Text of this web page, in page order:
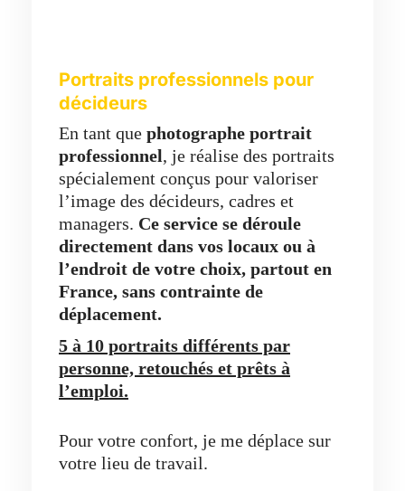
Portraits professionnels pour
décideurs
En tant que photographe portrait
professionnel, je réalise des portraits
spécialement conçus pour valoriser
l’image des décideurs, cadres et
managers. Ce service se déroule
directement dans vos locaux ou à
l’endroit de votre choix, partout en
France, sans contrainte de
déplacement.
5 à 10 portraits différents par
personne, retouchés et prêts à
l’emploi.
Pour votre confort, je me déplace sur
votre lieu de travail.